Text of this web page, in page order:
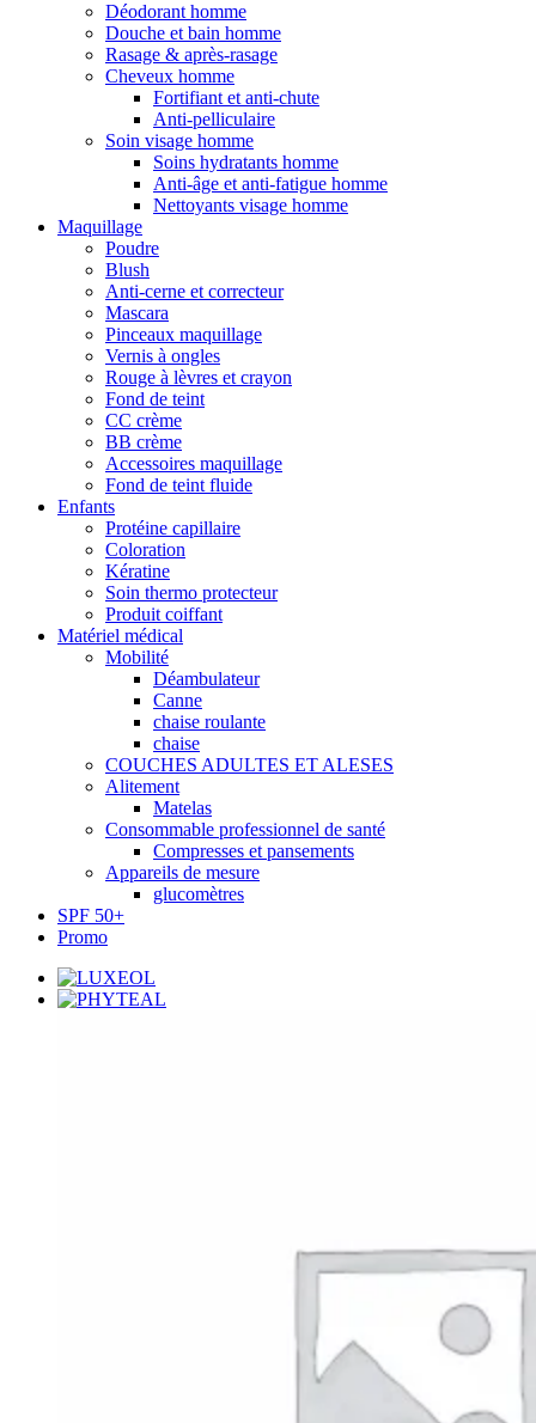
Déodorant homme
Douche et bain homme
Rasage & après-rasage
Cheveux homme
Fortifiant et anti-chute
Anti-pelliculaire
Soin visage homme
Soins hydratants homme
Anti-âge et anti-fatigue homme
Nettoyants visage homme
Maquillage
Poudre
Blush
Anti-cerne et correcteur
Mascara
Pinceaux maquillage
Vernis à ongles
Rouge à lèvres et crayon
Fond de teint
CC crème
BB crème
Accessoires maquillage
Fond de teint fluide
Enfants
Protéine capillaire
Coloration
Kératine
Soin thermo protecteur
Produit coiffant
Matériel médical
Mobilité
Déambulateur
Canne
chaise roulante
chaise
COUCHES ADULTES ET ALESES
Alitement
Matelas
Consommable professionnel de santé
Compresses et pansements
Appareils de mesure
glucomètres
SPF 50+
Promo